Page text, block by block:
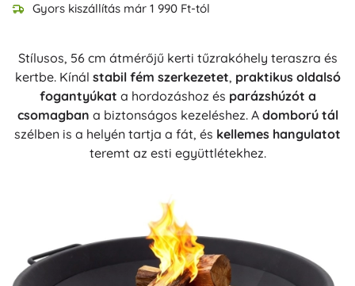
Gyors kiszállítás már 1 990 Ft-tól
Stílusos, 56 cm átmérőjű kerti tűzrakóhely teraszra és
kertbe. Kínál stabil fém szerkezetet, praktikus oldalsó
fogantyúkat a hordozáshoz és parázshúzót a
csomagban a biztonságos kezeléshez. A domború tál
szélben is a helyén tartja a fát, és kellemes hangulatot
teremt az esti együttlétekhez.